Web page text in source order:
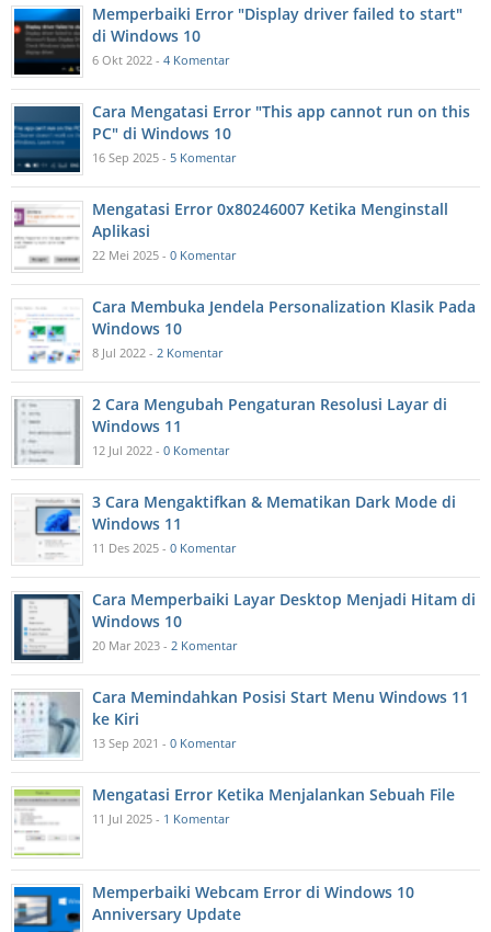
Memperbaiki Error "Display driver failed to start"
di Windows 10
6 Okt 2022 - 4 Komentar
Cara Mengatasi Error "This app cannot run on this
PC" di Windows 10
16 Sep 2025 - 5 Komentar
Mengatasi Error 0x80246007 Ketika Menginstall
Aplikasi
22 Mei 2025 - 0 Komentar
Cara Membuka Jendela Personalization Klasik Pada
Windows 10
8 Jul 2022 - 2 Komentar
2 Cara Mengubah Pengaturan Resolusi Layar di
Windows 11
12 Jul 2022 - 0 Komentar
3 Cara Mengaktifkan & Mematikan Dark Mode di
Windows 11
11 Des 2025 - 0 Komentar
Cara Memperbaiki Layar Desktop Menjadi Hitam di
Windows 10
20 Mar 2023 - 2 Komentar
Cara Memindahkan Posisi Start Menu Windows 11
ke Kiri
13 Sep 2021 - 0 Komentar
Mengatasi Error Ketika Menjalankan Sebuah File
11 Jul 2025 - 1 Komentar
Memperbaiki Webcam Error di Windows 10
Anniversary Update